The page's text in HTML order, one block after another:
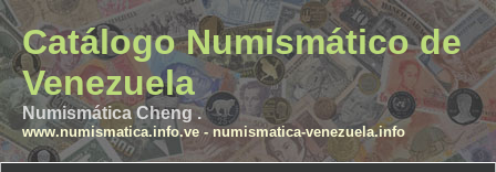
Catálogo Numismático de
Venezuela
Numismática Cheng .
www.numismatica.info.ve- numismatica-venezuela.info